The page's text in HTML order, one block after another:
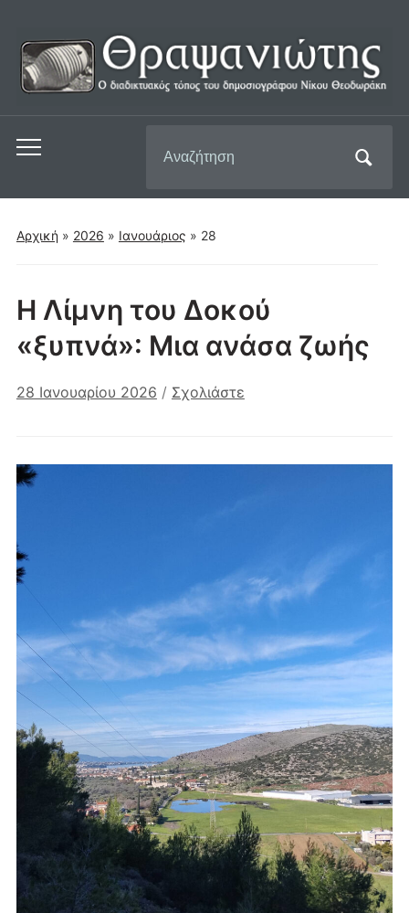
Εναλλαγή
μενού
για
για:
Αρχική » 2026 » Ιανουάριος » 28
Η Λίμνη του Δοκού
«ξυπνά»: Μια ανάσα ζωής
28 Ιανουαρίου 2026 / Σχολιάστε